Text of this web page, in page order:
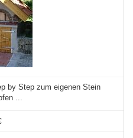
by Step zum eigenen Stein
...